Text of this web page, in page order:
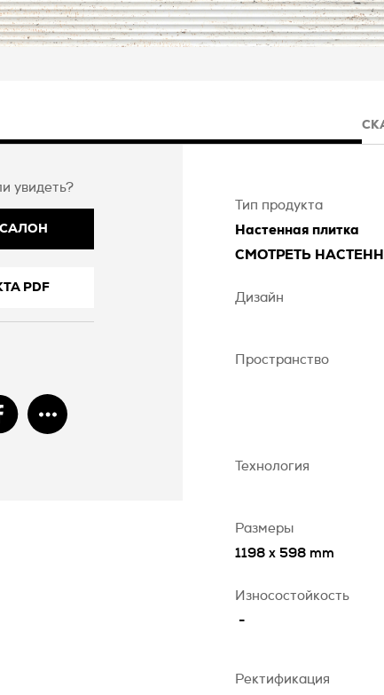
увидеть?
PDF
Тип продукта
Настенная плитка
СМОТРЕТЬ
Дизайн
Пространство
Технология
Размеры
1198 x 598 mm
Износостойкость
-
Ректификация